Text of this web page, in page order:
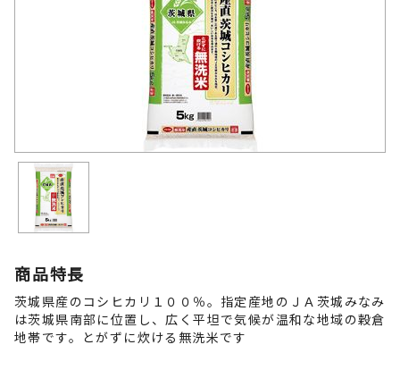
商品特長
茨城県産のコシヒカリ１００％。指定産地のＪＡ茨城みなみ
は茨城県南部に位置し、広く平坦で気候が温和な地域の穀倉
地帯です。とがずに炊ける無洗米です